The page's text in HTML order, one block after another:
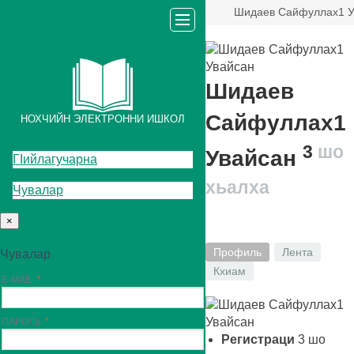
Шидаев Сайфуллах1
НОХЧИЙН ЭЛЕКТРОННИ ИШКОЛ
ГIийлагучарна
Чувалар
×
Чувалар
E-MAIL
ПАРОЛЬ
Шидаев
Сайфуллах1
Увайсан 3 шо
хьалха
Профиль
Лента
Кхиам
Регистраци 3 шо